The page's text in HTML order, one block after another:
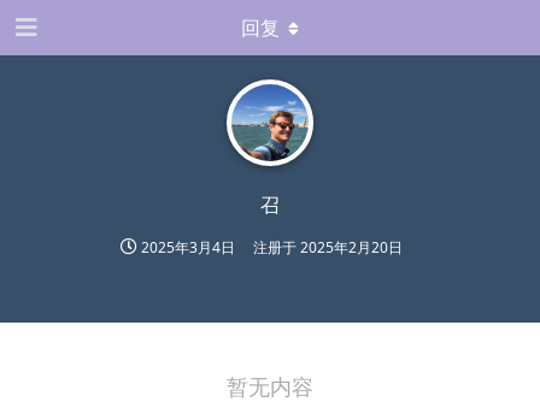
召
2025年3月4日 注册于2025年2月20日
回复
暂无内容